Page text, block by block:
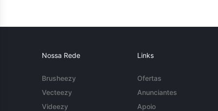
Nossa Rede
Brusheezy
Vecteezy
Videezy
Links
Ofertas
Anunciantes
Apoio